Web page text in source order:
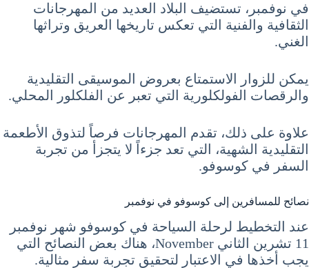
في نوفمبر، تستضيف البلاد العديد من المهرجانات
الثقافية والفنية التي تعكس تاريخها العريق وتراثها
الغني.
يمكن للزوار الاستمتاع بعروض الموسيقى التقليدية
والرقصات الفولكلورية التي تعبر عن الفلكلور المحلي.
علاوة على ذلك، تقدم المهرجانات فرصاً لتذوق الأطعمة
التقليدية الشهية، التي تعد جزءاً لا يتجزأ من تجربة
السفر في كوسوفو.
نصائح للمسافرين إلى كوسوفو في نوفمبر
عند التخطيط لرحلة السياحة في كوسوفو شهر نوفمبر
11 تشرين الثاني November، هناك بعض النصائح التي
يجب أخذها في الاعتبار لتحقيق تجربة سفر مثالية.